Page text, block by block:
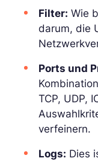
Filter: Wie
darum, die
Ports und
TCP, UDP,
verfeinern.
Logs: Dies